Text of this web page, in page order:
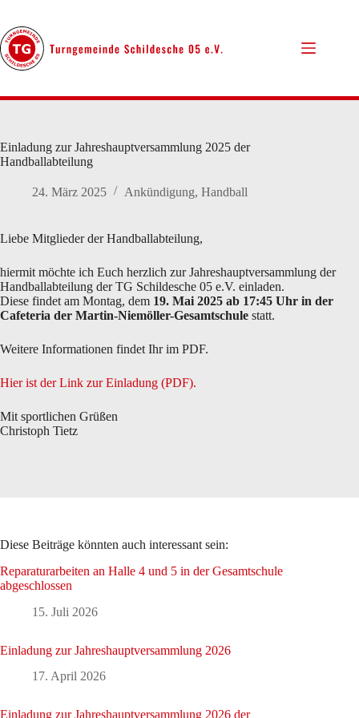
springen
Einladung zur Jahreshauptversammlung 2025 der
Handballabteilung
24. März 2025 Ankündigung, Handball
Liebe Mitglieder der Handballabteilung,
hiermit möchte ich Euch herzlich zur Jahreshauptversammlung der
Handballabteilung der TG Schildesche 05 e.V. einladen.
Diese findet am Montag, dem 19. Mai 2025 ab 17:45 Uhr in der
Cafeteria der Martin-Niemöller-Gesamtschule statt.
Weitere Informationen findet Ihr im PDF.
Hier ist der Link zur Einladung (PDF).
Mit sportlichen Grüßen
Christoph Tietz
Diese Beiträge könnten auch interessant sein:
Reparaturarbeiten an Halle 4 und 5 in der Gesamtschule
abgeschlossen
15. Juli 2026
Einladung zur Jahreshauptversammlung 2026
17. April 2026
Einladung zur Jahreshauptversammlung 2026 der